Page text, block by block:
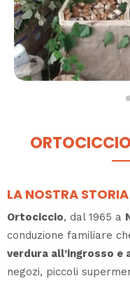
LA NOSTRA STORIA
Ortociccio, dal 1965 a
conduzione familiare
verdura all’ingrosso e
negozi, piccoli